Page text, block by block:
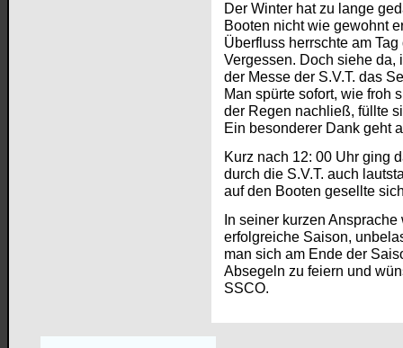
Der Winter hat zu lange
Booten nicht wie gewohnt
Überfluss herrschte am
Vergessen. Doch siehe da,
der Messe der S.V.T. das
Man spürte sofort, wie froh
der Regen nachließ, füllte
Ein besonderer Dank geht
Kurz nach 12: 00 Uhr ging
durch die S.V.T. auch
auf den Booten gesellte
In seiner kurzen
erfolgreiche Saison,
man sich am Ende der
Absegeln zu feiern und
SSCO.